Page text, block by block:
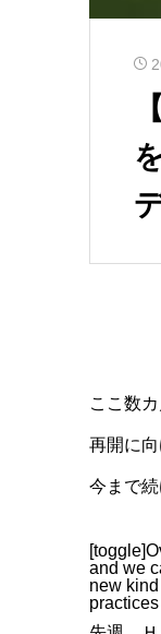
ここ数
再開に
今まで
and we
new